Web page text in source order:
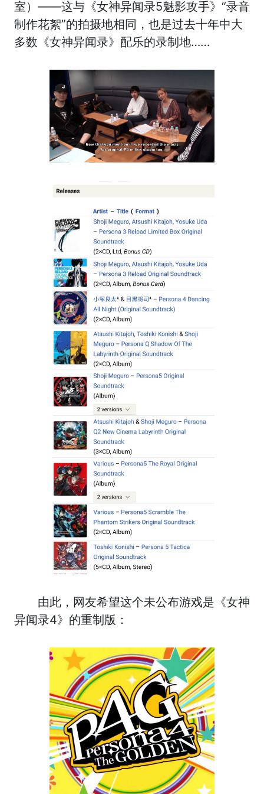
室）——这与《女神异闻录5魅影攻手》“录音
制作花絮”的拍摄地相同，也是过去十年中大
多数《女神异闻录》配乐的录制地……
由此，网友希望这个未公布游戏是《女神
异闻录4》的重制版：